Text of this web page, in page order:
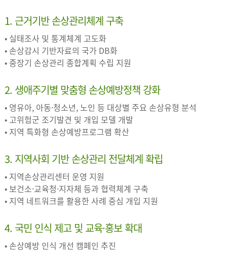
1. 근거기반 손상관리체계 구축
• 실태조사 및 통계체계 고도화
• 손상감시 기반자료의 국가 DB화
• 중장기 손상관리 종합계획 수립 지원
2. 생애주기별 맞춤형 손상예방정책 강화
• 영유아, 아동·청소년, 노인 등 대상별 주요 손상유형 분석
• 고위험군 조기발견 및 개입 모델 개발
• 지역 특화형 손상예방프로그램 확산
3. 지역사회 기반 손상관리 전달체계 확립
• 지역손상관리센터 운영 지원
• 보건소·교육청·지자체 등과 협력체계 구축
• 지역 네트워크를 활용한 사례 중심 개입 지원
4. 국민 인식 제고 및 교육·홍보 확대
• 손상예방 인식 개선 캠페인 추진